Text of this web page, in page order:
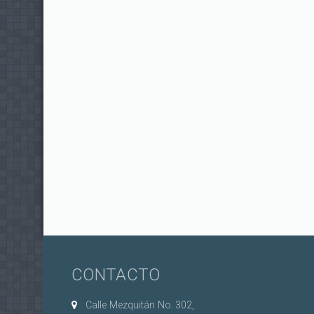
CONTACTO
Calle Mezquitán No. 302,